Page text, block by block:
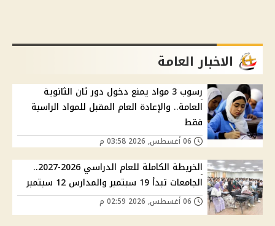
الاخبار العامة
رسوب 3 مواد يمنع دخول دور ثان الثانوية
العامة.. والإعادة العام المقبل للمواد الراسبة
فقط
الخريطة الكاملة للعام الدراسي 2026-2027..
الجامعات تبدأ 19 سبتمبر والمدارس 12 سبتمبر